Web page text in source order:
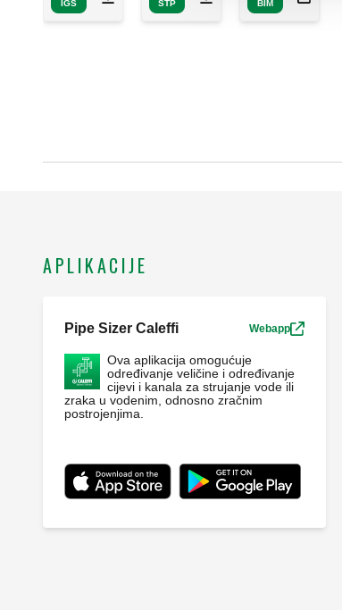
IGS STP BIM
APLIKACIJE
Pipe Sizer Caleffi Webapp
Ova aplikacija omogućuje
određivanje veličine i određivanje
cijevi i kanala za strujanje vode ili
zraka u vodenim, odnosno zračnim
postrojenjima.